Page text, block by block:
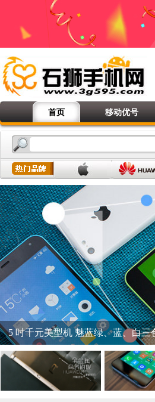
首页 移动优号
5 吋千元美型机 魅蓝绿、蓝、白三